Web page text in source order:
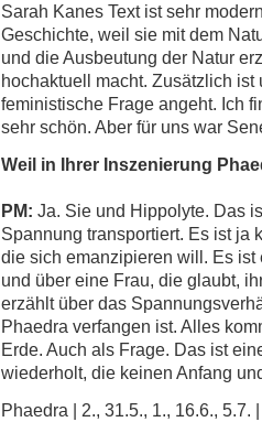
Sarah Kanes Text ist sehr
Geschichte, weil sie mit dem
und die Ausbeutung der Natur
hochaktuell macht. Zusätzlich
feministische Frage angeht. Ich
sehr schön. Aber für uns war
Weil in Ihrer Inszenierung
PM: Ja. Sie und Hippolyte. Das
Spannung transportiert. Es ist ja
die sich emanzipieren will. Es ist
und über eine Frau, die glaubt,
erzählt über das
Phaedra verfangen ist. Alles
Erde. Auch als Frage. Das ist
wiederholt, die keinen Anfang
Phaedra | 2., 31.5., 1., 16.6.,